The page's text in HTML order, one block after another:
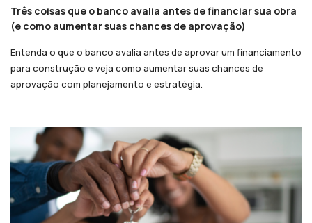
Três coisas que o banco avalia antes de financiar sua obra
(e como aumentar suas chances de aprovação)
Entenda o que o banco avalia antes de aprovar um financiamento
para construção e veja como aumentar suas chances de
aprovação com planejamento e estratégia.